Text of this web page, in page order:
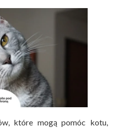
które mogą pomóc kotu,